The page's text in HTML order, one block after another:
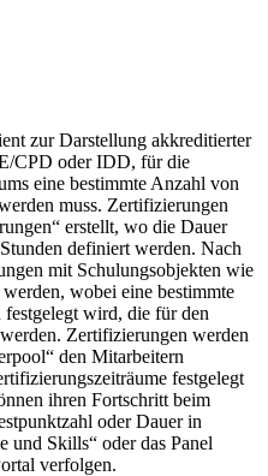
zur Darstellung akkreditierter
CPD oder IDD, für die
eine bestimmte Anzahl von
muss. Zertifizierungen
erstellt, wo die Dauer
definiert werden. Nach
mit Schulungsobjekten wie
wobei eine bestimmte
wird, die für den
Zertifizierungen werden
den Mitarbeitern
festgelegt
ihren Fortschritt beim
oder Dauer in
und Skills“ oder das Panel
verfolgen.